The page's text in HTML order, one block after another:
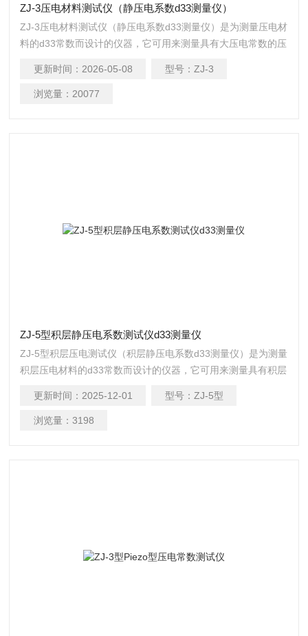
ZJ-3压电材料测试仪（静压电系数d33测量仪）
ZJ-3压电材料测试仪（静压电系数d33测量仪）是为测量压电材
料的d33常数而设计的仪器，它可用来测量具有大压电常数的压
更新时间： 2026-05-08 型号： ZJ-3
浏览量： 20077
ZJ-5型积层静压电系数测试仪d33测量仪
ZJ-5型积层压电测试仪（积层静压电系数d33测量仪）是为测量
积层压电材料的d33常数而设计的仪器，它可用来测量具有积层
材料。ZJ-5型积层静压电系数d33测量仪测量范围宽，分辨率
细，可靠性高，操作简单，对试样大小及形状无特殊要求，圆
更新时间： 2025-12-01 型号： ZJ-5型
浏览量： 3198